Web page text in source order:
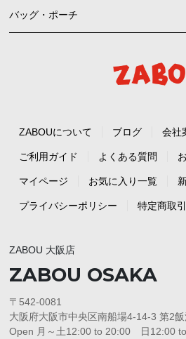
バッグ・ポーチ
ZABOUについて ブログ 会社
ご利用ガイド よくある質問
マイページ お気に入り一覧
プライバシーポリシー 特定商取
ZABOU 大阪店
ZABOU OSAKA
〒542-0081
大阪府大阪市中央区南船場4-14-3 第2
Open 月～土12:00 to 20:00 日12:00